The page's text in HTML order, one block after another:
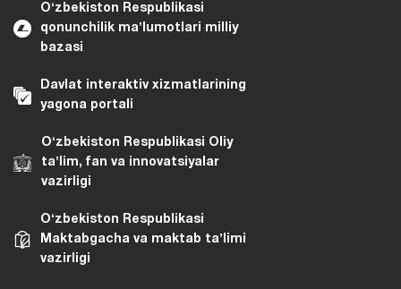
Oʻzbekiston Respublikasi
qonunchilik maʼlumotlari milliy
bazasi
Davlat interaktiv xizmatlarining
yagona portali
Oʻzbekiston Respublikasi Oliy
taʼlim, fan va innovatsiyalar
vazirligi
Oʻzbekiston Respublikasi
Maktabgacha va maktab taʼlimi
vazirligi